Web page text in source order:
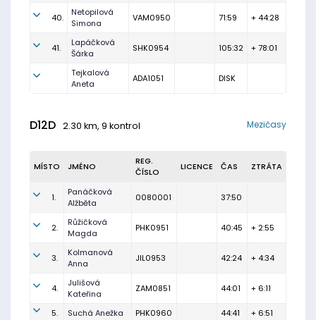
40.
Netopilová
Simona
VAM0950 71:59 + 44:28
41.
Lapáčková
Šárka
SHK0954 105:32 + 78:01
Tejkalová
Aneta
ADA1051 DISK
D12D 2.30 km, 9 kontrol Mezičasy
MÍSTO JMÉNO
REG.
ČÍSLO
LICENCE ČAS ZTRÁTA
1.
Panáčková
Alžběta
0080001 37:50
2.
Růžičková
Magda
PHK0951 40:45 + 2:55
3.
Kolmanová
Anna
JIL0953 42:24 + 4:34
4.
Julišová
Kateřina
ZAM0851 44:01 + 6:11
5. Suchá Anežka PHK0960 44:41 + 6:51